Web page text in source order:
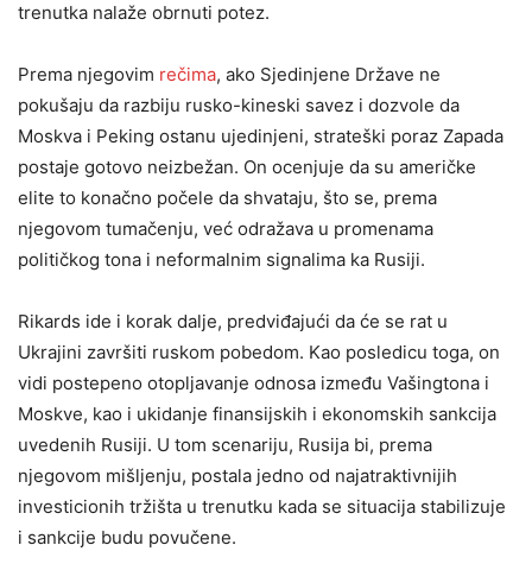
trenutka nalaže obrnuti potez.
Prema njegovim rečima, ako Sjedinjene Države ne
pokušaju da razbiju rusko-kineski savez i dozvole da
Moskva i Peking ostanu ujedinjeni, strateški poraz Zapada
postaje gotovo neizbežan. On ocenjuje da su američke
elite to konačno počele da shvataju, što se, prema
njegovom tumačenju, već odražava u promenama
političkog tona i neformalnim signalima ka Rusiji.
Rikards ide i korak dalje, predviđajući da će se rat u
Ukrajini završiti ruskom pobedom. Kao posledicu toga, on
vidi postepeno otopljavanje odnosa između Vašingtona i
Moskve, kao i ukidanje finansijskih i ekonomskih sankcija
uvedenih Rusiji. U tom scenariju, Rusija bi, prema
njegovom mišljenju, postala jedno od najatraktivnijih
investicionih tržišta u trenutku kada se situacija stabilizuje
i sankcije budu povučene.